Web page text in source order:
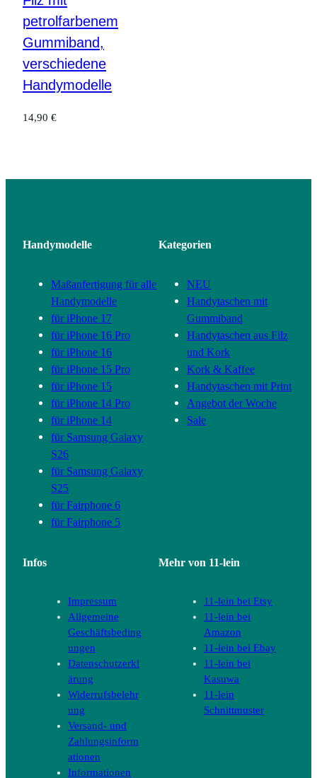
petrolfarbenem
Gummiband,
verschiedene
Handymodelle
14,90 €
Handymodelle
Maßanfertigung für alle
Handymodelle
für iPhone 17
für iPhone 16 Pro
für iPhone 16
für iPhone 15 Pro
für iPhone 15
für iPhone 14 Pro
für iPhone 14
für Samsung Galaxy
S26
für Samsung Galaxy
S25
für Fairphone 6
für Fairphone 5
Kategorien
NEU
Handytaschen mit
Gummiband
Handytaschen aus Filz
und Kork
Kork & Kaffee
Handytaschen mit Print
Angebot der Woche
Sale
Infos
Impressum
Allgemeine
Geschäftsbeding
ungen
Datenschutzerkl
ärung
Widerrufsbelehr
ung
Versand- und
Zahlungsinform
ationen
Informationen
Mehr von 11-lein
11-lein bei Etsy
11-lein bei
Amazon
11-lein bei Ebay
11-lein bei
Kasuwa
11-lein
Schnittmuster